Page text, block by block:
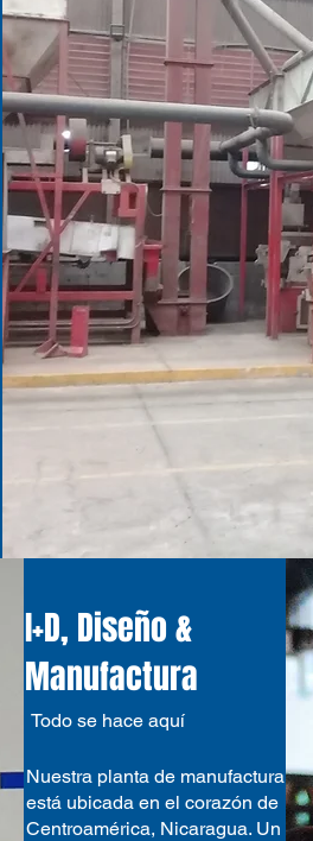
I+D, Diseño &
Manufactura
Todo se hace aquí
Nuestra planta de manufactura
está ubicada en el corazón de
Centroamérica, Nicaragua. Un